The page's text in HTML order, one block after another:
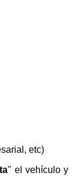
etc)
" el vehículo y